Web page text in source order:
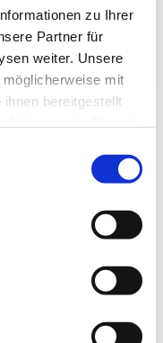
zu Ihrer
Partner für
weiter. Unsere
mit
bereitgestellt